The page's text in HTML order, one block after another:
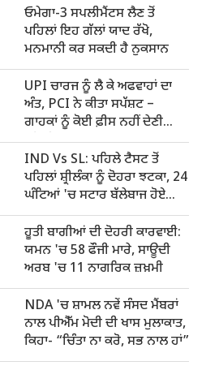
ਓਮੇਗਾ-3 ਸਪਲੀਮੈਂਟਸ ਲੈਣ ਤੋਂ
ਪਹਿਲਾਂ ਇਹ ਗੱਲਾਂ ਯਾਦ ਰੱਖੋ,
ਮਨਮਾਨੀ ਕਰ ਸਕਦੀ ਹੈ ਨੁਕਸਾਨ
UPI ਚਾਰਜ ਨੂੰ ਲੈ ਕੇ ਅਫਵਾਹਾਂ ਦਾ
ਅੰਤ, PCI ਨੇ ਕੀਤਾ ਸਪੱਸ਼ਟ –
ਗਾਹਕਾਂ ਨੂੰ ਕੋਈ ਫ਼ੀਸ ਨਹੀਂ ਦੇਣੀ
ਪਵੇਗੀ
IND Vs SL: ਪਹਿਲੇ ਟੈਸਟ ਤੋਂ
ਪਹਿਲਾਂ ਸ਼੍ਰੀਲੰਕਾ ਨੂੰ ਦੋਹਰਾ ਝਟਕਾ, 24
ਘੰਟਿਆਂ 'ਚ ਸਟਾਰ ਬੱਲੇਬਾਜ ਹੋਏ
ਬਾਹਰ
ਹੂਤੀ ਬਾਗੀਆਂ ਦੀ ਦੋਹਰੀ ਕਾਰਵਾਈ:
ਯਮਨ 'ਚ 58 ਫੌਜੀ ਮਾਰੇ, ਸਾਊਦੀ
ਅਰਬ 'ਚ 11 ਨਾਗਰਿਕ ਜ਼ਖ਼ਮੀ
NDA 'ਚ ਸ਼ਾਮਲ ਨਵੇਂ ਸੰਸਦ ਮੈਂਬਰਾਂ
ਨਾਲ ਪੀਐੱਮ ਮੋਦੀ ਦੀ ਖਾਸ ਮੁਲਾਕਾਤ,
ਕਿਹਾ- “ਚਿੰਤਾ ਨਾ ਕਰੋ, ਸਭ ਨਾਲ ਹਾਂ”